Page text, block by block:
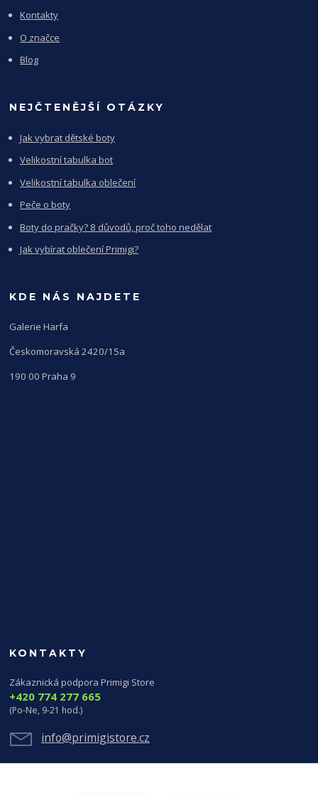
Kontakty
O značce
Blog
NEJČTENĚJŠÍ OTÁZKY
Jak vybrat dětské boty
Velikostní tabulka bot
Velikostní tabulka oblečení
Peče o boty
Boty do pračky? 8 důvodů, proč toho nedělat
Jak vybírat oblečení Primigi?
KDE NÁS NAJDETE
Galerie Harfa
Českomoravská 2420/15a
190 00 Praha 9
KONTAKTY
Zákaznická podpora Primigi Store
+420 774 277 665
(Po-Ne, 9-21 hod.)
info@primigistore.cz